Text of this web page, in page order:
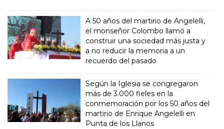
A 50 años del martirio de Angelelli,
el monseñor Colombo llamó a
construir una sociedad más justa y
a no reducir la memoria a un
recuerdo del pasado
Según la Iglesia se congregaron
más de 3.000 fieles en la
conmemoración por los 50 años del
martirio de Enrique Angelelli en
Punta de los Llanos